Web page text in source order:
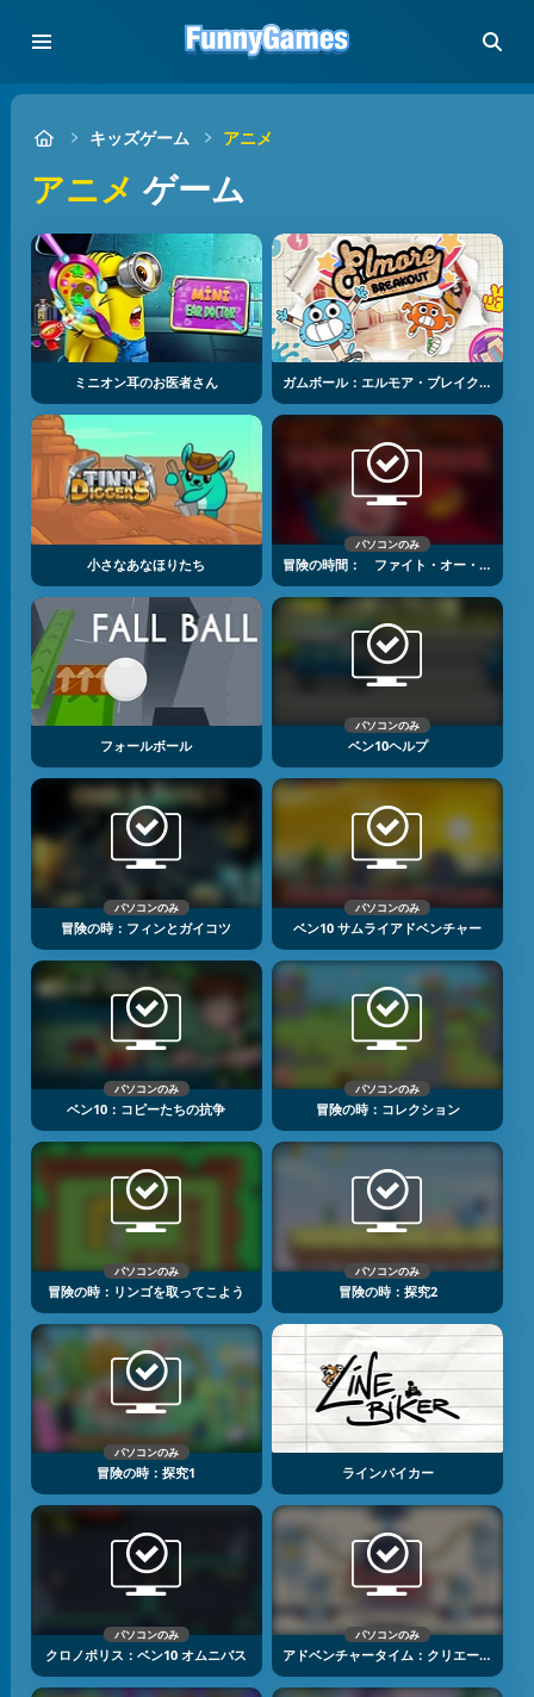
キッズゲーム アニメ
アニメゲーム
ミニオン耳のお医者さん ガムボール：エルモア・ブレイクアウト
小さなあなほりたち
パソコンのみ
冒険の時間： ファイト・オー・スフィーア
フォールボール
パソコンのみ
ベン10ヘルプ
パソコンのみ
冒険の時：フィンとガイコツ
パソコンのみ
ベン10 サムライアドベンチャー
パソコンのみ
ベン10：コピーたちの抗争
パソコンのみ
冒険の時：コレクション
パソコンのみ
冒険の時：リンゴを取ってこよう
パソコンのみ
冒険の時：探究2
パソコンのみ
冒険の時：探究1 ラインバイカー
パソコンのみ
クロノポリス：ベン10 オムニバス
パソコンのみ
アドベンチャータイム：クリエーター